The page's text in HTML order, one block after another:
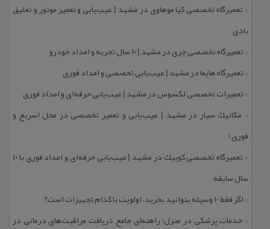
:: تعمیرگاه تخصصی كیا موهاوی در مشهد | عیب‌یابی و تعمیر موتور و تعلیق
بادی
:: تعمیرگاه تخصصی چری در مشهد | ۱۰ سال تجربه و امداد خودرو
:: تعمیرگاه هایما در مشهد | عیب‌یابی تخصصی و امداد فوری
:: تعمیرات تخصصی لكسوس در مشهد | عیب‌یابی حرفه‌ای و امداد فوری
:: مكانیك سیار در مشهد | عیب‌یابی و تعمیر تخصصی در محل (سریع و
فوری)
::
تعمیرگاه تخصصی كوییك در مشهد | عیب‌یابی حرفه‌ای و امداد فوری با ۱۰
سال سابقه
:: اگر فقط 10 وسیله بتوانید بخرید، اولویت با كدام تجهیزات است؟
:: خدمات پزشكی در منزل؛ راهنمای جامع دریافت مراقبت‌های درمانی در